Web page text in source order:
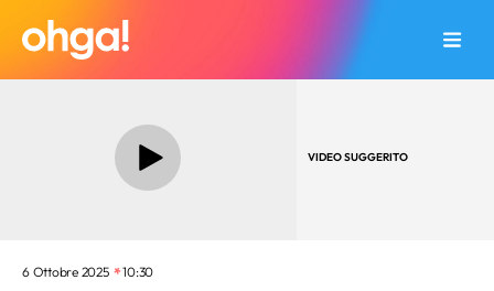
VIDEO SUGGERITO
6 Ottobre 2025 10:30